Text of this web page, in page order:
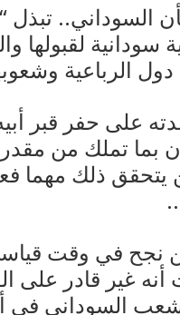
السوداني..
لقبولها
الرباعية
على حفر قبر
بما تملك من
ذلك مهما
نجح في وقت
غير قادر على
السوداني